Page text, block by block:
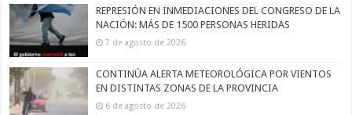
REPRESIÓN EN INMEDIACIONES DEL CONGRESO DE LA
NACIÓN: MÁS DE 1500 PERSONAS HERIDAS
7 de agosto de 2026
CONTINÚA ALERTA METEOROLÓGICA POR VIENTOS
EN DISTINTAS ZONAS DE LA PROVINCIA
6 de agosto de 2026